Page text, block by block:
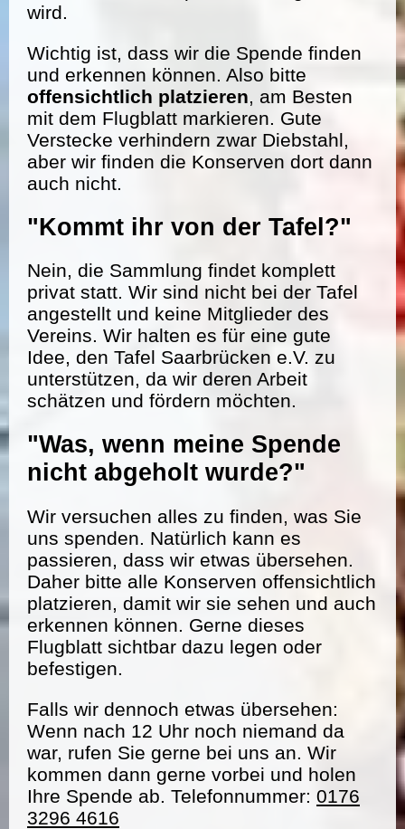
wird.
Wichtig ist, dass wir die Spende finden
und erkennen können. Also bitte
offensichtlich platzieren, am Besten
mit dem Flugblatt markieren. Gute
Verstecke verhindern zwar Diebstahl,
aber wir finden die Konserven dort dann
auch nicht.
"Kommt ihr von der Tafel?"
Nein, die Sammlung findet komplett
privat statt. Wir sind nicht bei der Tafel
angestellt und keine Mitglieder des
Vereins. Wir halten es für eine gute
Idee, den Tafel Saarbrücken e.V. zu
unterstützen, da wir deren Arbeit
schätzen und fördern möchten.
"Was, wenn meine Spende
nicht abgeholt wurde?"
Wir versuchen alles zu finden, was Sie
uns spenden. Natürlich kann es
passieren, dass wir etwas übersehen.
Daher bitte alle Konserven offensichtlich
platzieren, damit wir sie sehen und auch
erkennen können. Gerne dieses
Flugblatt sichtbar dazu legen oder
befestigen.
Falls wir dennoch etwas übersehen:
Wenn nach 12 Uhr noch niemand da
war, rufen Sie gerne bei uns an. Wir
kommen dann gerne vorbei und holen
Ihre Spende ab. Telefonnummer: 0176
3296 4616